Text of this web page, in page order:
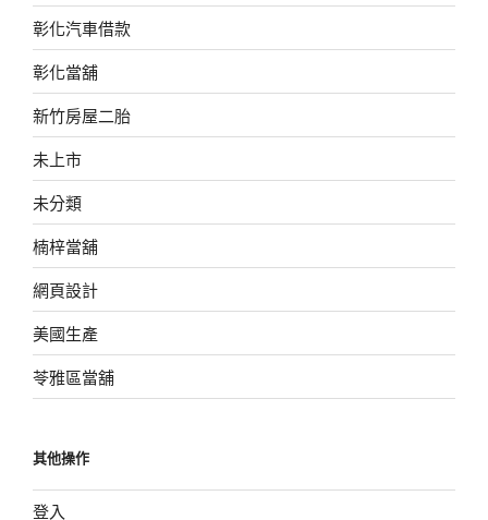
彰化汽車借款
彰化當舖
新竹房屋二胎
未上市
未分類
楠梓當舖
網頁設計
美國生產
苓雅區當舖
其他操作
登入